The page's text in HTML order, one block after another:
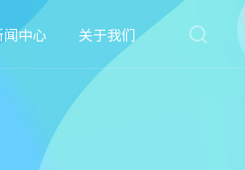
闻中心 关于我们